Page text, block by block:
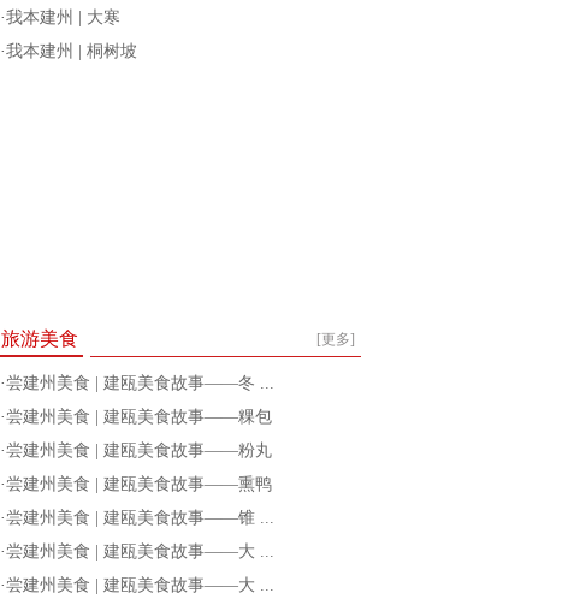
·我本建州 | 大寒
·我本建州 | 桐树坡
[更多]
旅游美食
·尝建州美食 | 建瓯美食故事——冬 ...
·尝建州美食 | 建瓯美食故事——粿包
·尝建州美食 | 建瓯美食故事——粉丸
·尝建州美食 | 建瓯美食故事——熏鸭
·尝建州美食 | 建瓯美食故事——锥 ...
·尝建州美食 | 建瓯美食故事——大 ...
·尝建州美食 | 建瓯美食故事——大 ...